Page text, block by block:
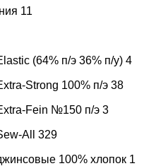
11
(64% п/э 36% п/у) 4
Strong 100% п/э 38
Fein №150 п/э 3
All 329
100% хлопок 1